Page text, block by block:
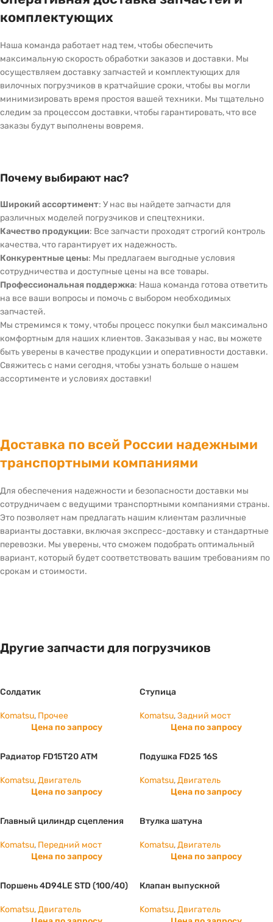
комплектующих
Наша команда работает над тем, чтобы обеспечить
максимальную скорость обработки заказов и доставки. Мы
осуществляем доставку запчастей и комплектующих для
вилочных погрузчиков в кратчайшие сроки, чтобы вы могли
минимизировать время простоя вашей техники. Мы тщательно
следим за процессом доставки, чтобы гарантировать, что все
заказы будут выполнены вовремя.
Почему выбирают нас?
Широкий ассортимент: У нас вы найдете запчасти для
различных моделей погрузчиков и спецтехники.
Качество продукции: Все запчасти проходят строгий контроль
качества, что гарантирует их надежность.
Конкурентные цены: Мы предлагаем выгодные условия
сотрудничества и доступные цены на все товары.
Профессиональная поддержка: Наша команда готова ответить
на все ваши вопросы и помочь с выбором необходимых
запчастей.
Мы стремимся к тому, чтобы процесс покупки был максимально
комфортным для наших клиентов. Заказывая у нас, вы можете
быть уверены в качестве продукции и оперативности доставки.
Свяжитесь с нами сегодня, чтобы узнать больше о нашем
ассортименте и условиях доставки!
Доставка по всей России надежными
транспортными компаниями
Для обеспечения надежности и безопасности доставки мы
сотрудничаем с ведущими транспортными компаниями страны.
Это позволяет нам предлагать нашим клиентам различные
варианты доставки, включая экспресс-доставку и стандартные
перевозки. Мы уверены, что сможем подобрать оптимальный
вариант, который будет соответствовать вашим требованиям по
срокам и стоимости.
Другие запчасти для погрузчиков
Солдатик
Komatsu, Прочее
Цена по запросу
Ступица
Komatsu,Задний мост
Цена по запросу
Радиатор FD15T20 ATM
Komatsu,Двигатель
Цена по запросу
Подушка FD25 16S
Komatsu,Двигатель
Цена по запросу
Главный цилиндр сцепления
Komatsu, Передний мост
Цена по запросу
Втулка шатуна
Komatsu,Двигатель
Цена по запросу
Поршень 4D94LE STD (100/40)
Komatsu,Двигатель
Клапан выпускной
Komatsu,Двигатель